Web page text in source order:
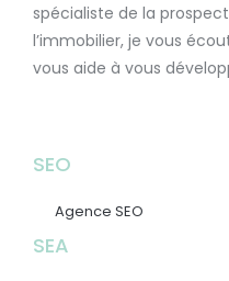
spécialiste de la
l’immobilier, je vous
vous aide à vous
SEO
Agence SEO
SEA